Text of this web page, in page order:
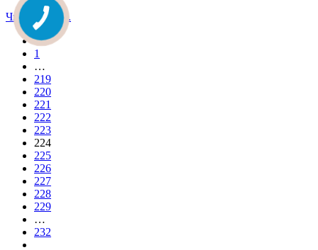
Читати далі...
1
…
219
220
221
222
223
224
225
226
227
228
229
…
232